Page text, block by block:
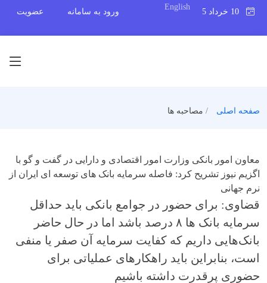
English
ورود به سامانه عضویت
صفحه اصلی مصاحبه ها
معاون امور بانکی وزارت امور اقتصادی و دارایی در گفت و گو با
اگزیم نیوز تشریح کرد: فاصله سرمایه بانک های توسعه ای ایران از
نرم جهانی
قضاوی: برای حضور در جوامع بانکی باید حداقل
سرمایه بانک ها ۸ درصد باشد اما در حال حاضر
بانک‌هایی داریم که کفایت سرمایه آن صفر یا منفی
است، بنابراین باید راهکارهای عملیاتی برای
حضوری پرقدرت داشته باشیم